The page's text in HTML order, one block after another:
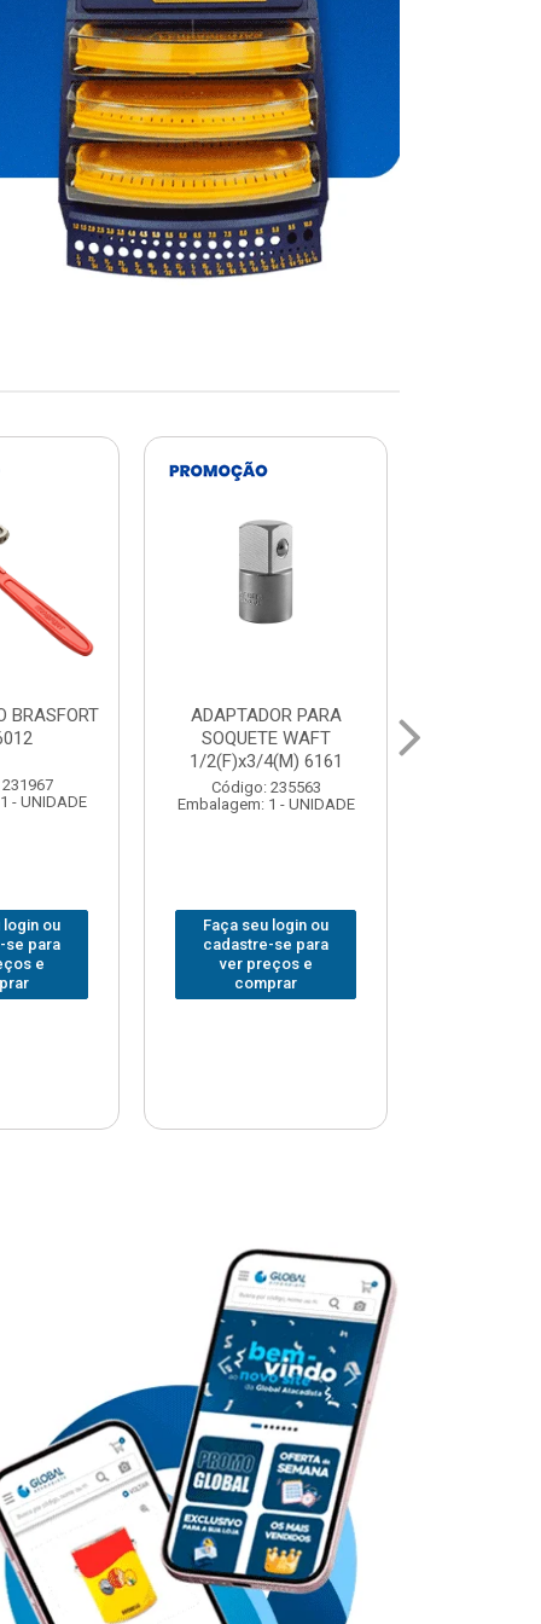
PARA
WAFT
- UNIDADE
login ou
se para
e
ABAJOUR LED
BRASFORT COB MESA
7844
Código: 310379
Embalagem: 1 - UNIDADE
Faça seu login ou
cadastre-se para
ver preços e
comprar